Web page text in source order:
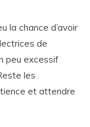
la chance d’avoir
de
peu excessif
les
et attendre